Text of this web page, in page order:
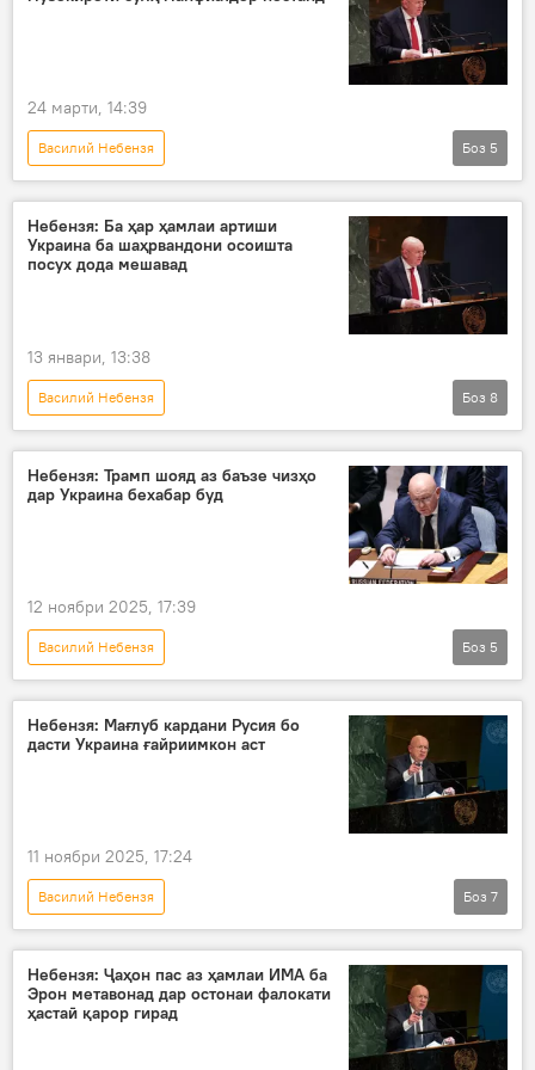
Сиёсат
Владимир Путин
24 марти, 14:39
Василий Небензя
Амалиёти вижаи Русия барои ҳимояи Донбасс: охирин хабарҳо
Русия
музокирот
Боз 5
Небензя: Ба ҳар ҳамлаи артиши
Украина ба шаҳрвандони осоишта
посух дода мешавад
13 январи, 13:38
Василий Небензя
Амалиёти вижаи Русия барои ҳимояи Донбасс: охирин хабарҳо
СММ
Дар Русия
амалиёти вижа
Амният ва мудофиа
Боз 8
Небензя: Трамп шояд аз баъзе чизҳо
дар Украина бехабар буд
12 ноябри 2025, 17:39
Василий Небензя
Амалиёти вижаи Русия барои ҳимояи Донбасс: охирин хабарҳо
Русия
Украина
ИМА
Доналд Трамп
Боз 5
Небензя: Мағлуб кардани Русия бо
дасти Украина ғайриимкон аст
11 ноябри 2025, 17:24
Василий Небензя
Амалиёти вижаи Русия барои ҳимояи Донбасс: охирин хабарҳо
Русия
Дар Русия
Украина
амалиёти вижа
оташбас Сиёсат
Боз 7
Небензя: Ҷаҳон пас аз ҳамлаи ИМА ба
Эрон метавонад дар остонаи фалокати
ҳастаӣ қарор гирад